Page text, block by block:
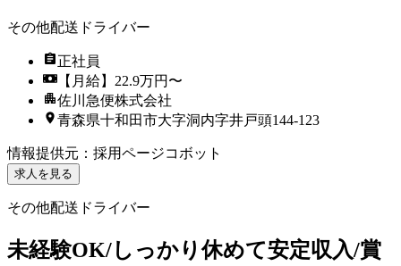
その他配送ドライバー
正社員
【月給】22.9万円〜
佐川急便株式会社
青森県十和田市大字洞内字井戸頭144-123
情報提供元 ： 採用ページコボット
求人を見る
その他配送ドライバー
未経験OK/しっかり休めて安定収入/賞